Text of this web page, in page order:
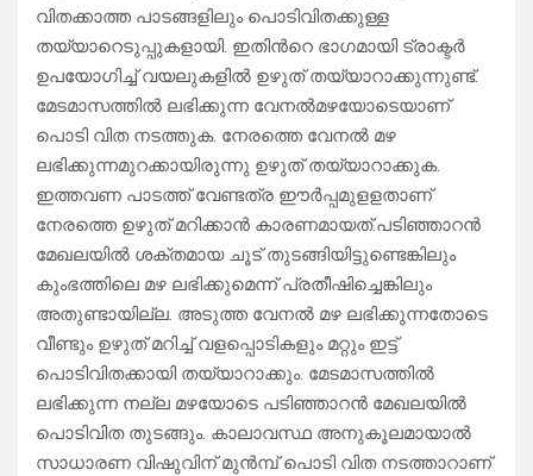
വിതക്കാത്ത പാടങ്ങളിലും പൊടിവിതക്കുള്ള
തയ്യാറെടുപ്പുകളായി. ഇതിന്‍റെ ഭാഗമായി ട്രാക്ടര്‍
ഉപയോഗിച്ച് വയലുകളില്‍ ഉഴുത് തയ്യാറാക്കുന്നുണ്ട്.
മേടമാസത്തില്‍ ലഭിക്കുന്ന വേനല്‍മഴയോടെയാണ്
പൊടി വിത നടത്തുക. നേരത്തെ വേനല്‍ മഴ
ലഭിക്കുന്നമുറക്കായിരുന്നു ഉഴുത് തയ്യാറാക്കുക.
ഇത്തവണ പാടത്ത് വേണ്ടത്ര ഈര്‍പ്പമുളളതാണ്
നേരത്തെ ഉഴുത് മറിക്കാന്‍ കാരണമായത്.പടിഞ്ഞാറന്‍
മേഖലയില്‍ ശക്തമായ ചൂട് തുടങ്ങിയിട്ടുണ്ടെങ്കിലും
കുംഭത്തിലെ മഴ ലഭിക്കുമെന്ന് പ്രതീഷിച്ചെങ്കിലും
അതുണ്ടായില്ല. അടുത്ത വേനല്‍ മഴ ലഭിക്കുന്നതോടെ
വീണ്ടും ഉഴുത് മറിച്ച് വളപ്പൊടികളും മറ്റും ഇട്ട്
പൊടിവിതക്കായി തയ്യാറാക്കും. മേടമാസത്തില്‍
ലഭിക്കുന്ന നല്ല മഴയോടെ പടിഞ്ഞാറന്‍ മേഖലയില്‍
പൊടിവിത തുടങ്ങും. കാലാവസ്ഥ അനുകൂലമായാല്‍
സാധാരണ വിഷുവിന് മുന്‍മ്പ് പൊടി വിത നടത്താറാണ്